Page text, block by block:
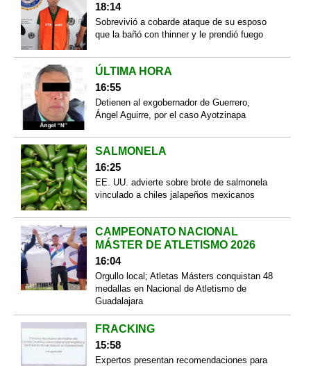
18:14
Sobrevivió a cobarde ataque de su esposo
que la bañó con thinner y le prendió fuego
ÚLTIMA HORA
16:55
Detienen al exgobernador de Guerrero,
Ángel Aguirre, por el caso Ayotzinapa
SALMONELA
16:25
EE. UU. advierte sobre brote de salmonela
vinculado a chiles jalapeños mexicanos
CAMPEONATO NACIONAL
MÁSTER DE ATLETISMO 2026
16:04
Orgullo local; Atletas Másters conquistan 48
medallas en Nacional de Atletismo de
Guadalajara
FRACKING
15:58
Expertos presentan recomendaciones para